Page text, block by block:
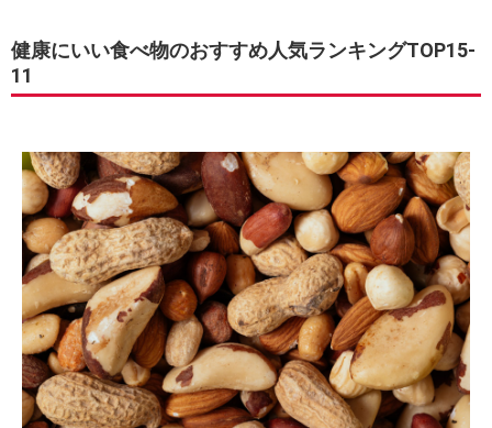
健康にいい食べ物のおすすめ人気ランキングTOP15-
11